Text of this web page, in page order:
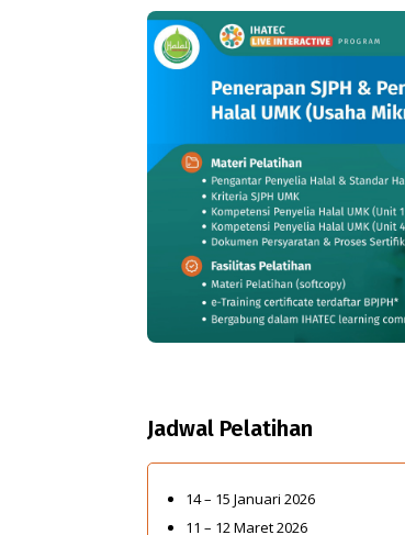
Jadwal Pelatihan
14 – 15 Januari 2026
11 – 12 Maret 2026